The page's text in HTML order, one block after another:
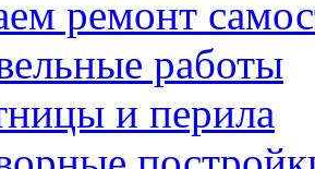
ремонт
работы
и перила